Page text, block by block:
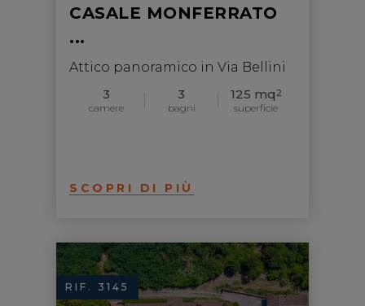
CASALE MONFERRATO
...
Attico panoramico in Via Bellini
3
camere
3
bagni
125 mq 2
superficie
SCOPRI DI PIÙ
RIF. 3145